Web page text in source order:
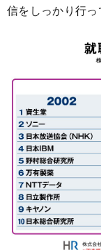
信をしっかり行っ